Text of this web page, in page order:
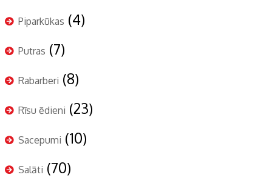
Piparkūkas (4)
Putras (7)
Rabarberi (8)
Rīsu ēdieni (23)
Sacepumi (10)
Salāti (70)